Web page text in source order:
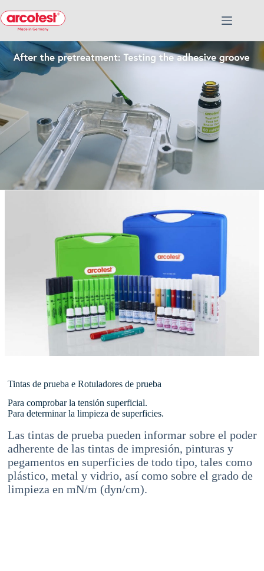
Tintas de prueba e Rotuladores de prueba
Para comprobar la tensión superficial.
Para determinar la limpieza de superficies.
Las tintas de prueba pueden informar sobre el poder
adherente de las tintas de impresión, pinturas y
pegamentos en superficies de todo tipo, tales como
plástico, metal y vidrio, así como sobre el grado de
limpieza en mN/m (dyn/cm).